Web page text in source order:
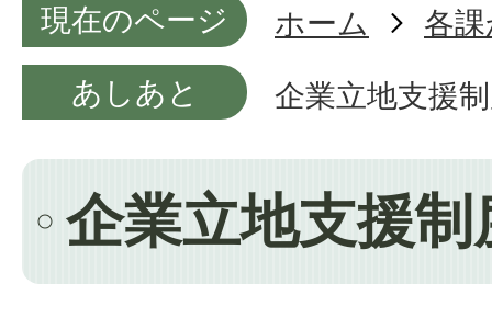
現在のページ ホーム
各
あしあと
企業立地支援
企業立地支援制